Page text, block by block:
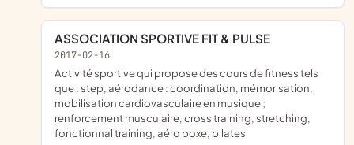
ASSOCIATION SPORTIVE FIT & PULSE
2017-02-16
Activité sportive qui propose des cours de fitness tels
que : step, aérodance : coordination, mémorisation,
mobilisation cardiovasculaire en musique ;
renforcement musculaire, cross training, stretching,
fonctionnal training, aéro boxe, pilates